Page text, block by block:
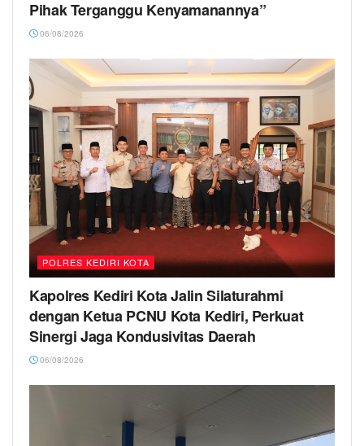
Pihak Terganggu Kenyamanannya”
06/08/2026
POLRES KEDIRI KOTA
Kapolres Kediri Kota Jalin Silaturahmi
dengan Ketua PCNU Kota Kediri, Perkuat
Sinergi Jaga Kondusivitas Daerah
06/08/2026